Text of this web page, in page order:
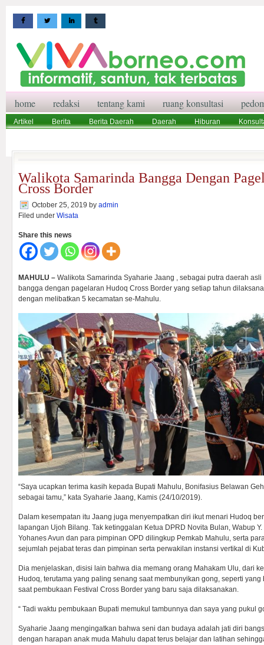
home redaksi tentang kami ruang konsultasi
Artikel Berita Berita Daerah Daerah Hiburan
Walikota Samarinda Bangga Dengan
Cross Border
October 25, 2019 by admin
Filed under Wisata
Share this news
MAHULU – Walikota Samarinda Syaharie Jaang , sebagai putra daerah
bangga dengan pagelaran Hudoq Cross Border yang setiap tahun
dengan melibatkan 5 kecamatan se-Mahulu.
“Saya ucapkan terima kasih kepada Bupati Mahulu, Bonifasius Belawan
sebagai tamu,” kata Syaharie Jaang, Kamis (24/10/2019).
Dalam kesempatan itu Jaang juga menyempatkan diri ikut menari Hudoq
lapangan Ujoh Bilang. Tak ketinggalan Ketua DPRD Novita Bulan, Wabup
Yohanes Avun dan para pimpinan OPD dilingkup Pemkab Mahulu, serta
sejumlah pejabat teras dan pimpinan serta perwakilan instansi vertikal di
Dia menjelaskan, disisi lain bahwa dia memang orang Mahakam Ulu, dari
Hudoq, terutama yang paling senang saat membunyikan gong, seperti
saat pembukaan Festival Cross Border yang baru saja dilaksanakan.
“ Tadi waktu pembukaan Bupati memukul tambunnya dan saya yang pukul
Syaharie Jaang mengingatkan bahwa seni dan budaya adalah jati diri
dengan harapan anak muda Mahulu dapat terus belajar dan latihan